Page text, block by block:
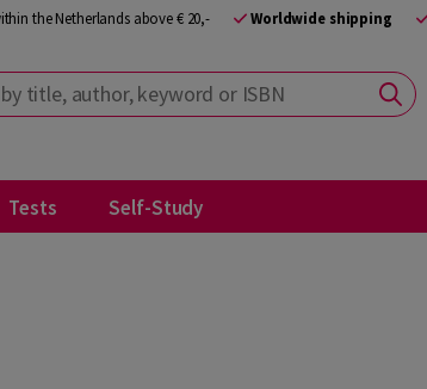
the Netherlands above € 20,- Worldwide shipping
author, keyword or ISBN
Tests Self-Study